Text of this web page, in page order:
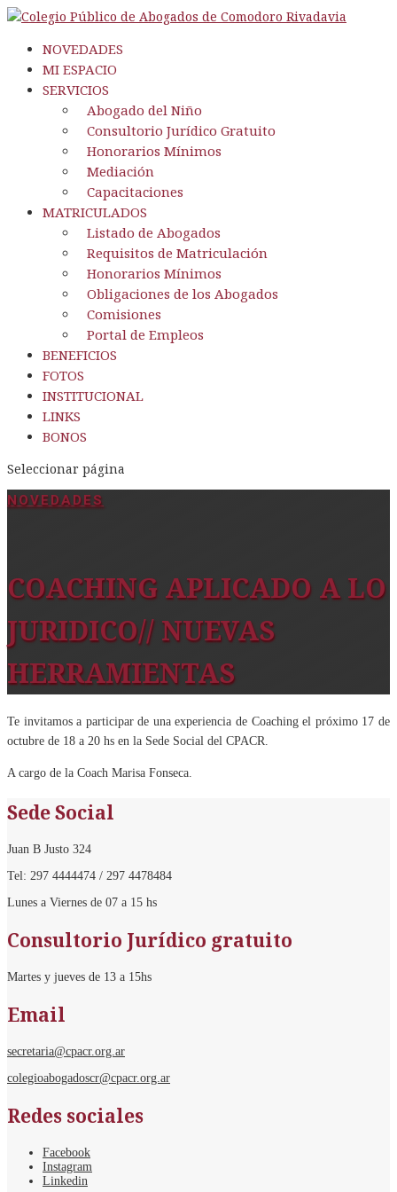
NOVEDADES
MI ESPACIO
SERVICIOS
Abogado del Niño
Consultorio Jurídico Gratuito
Honorarios Mínimos
Mediación
Capacitaciones
MATRICULADOS
Listado de Abogados
Requisitos de Matriculación
Honorarios Mínimos
Obligaciones de los Abogados
Comisiones
Portal de Empleos
BENEFICIOS
FOTOS
INSTITUCIONAL
LINKS
BONOS
Seleccionar página
NOVEDADES
COACHING APLICADO A LO
JURIDICO// NUEVAS
HERRAMIENTAS
Te invitamos a participar de una experiencia de Coaching el próximo 17 de
octubre de 18 a 20 hs en la Sede Social del CPACR.
A cargo de la Coach Marisa Fonseca.
Sede Social
Juan B Justo 324
Tel: 297 4444474 / 297 4478484
Lunes a Viernes de 07 a 15 hs
Consultorio Jurídico gratuito
Martes y jueves de 13 a 15hs
Email
secretaria@cpacr.org.ar
colegioabogadoscr@cpacr.org.ar
Redes sociales
Facebook
Instagram
Linkedin